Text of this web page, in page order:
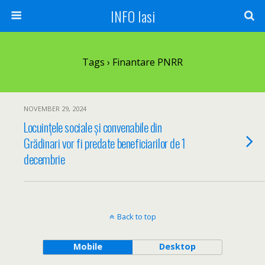
INFO Iasi
Tags › Finantare PNRR
NOVEMBER 29, 2024
Locuințele sociale și convenabile din
Grădinari vor fi predate beneficiarilor de 1
decembrie
Back to top
Mobile Desktop